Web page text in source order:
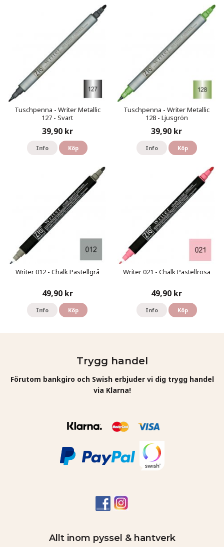
Tuschpenna - Writer Metallic
127 - Svart
39,90 kr
Info Köp
Tuschpenna - Writer Metallic
128 - Ljusgrön
39,90 kr
Info Köp
Writer 012 - Chalk Pastellgrå
49,90 kr
Info Köp
Writer 021 - Chalk Pastellrosa
49,90 kr
Info Köp
Trygg handel
Förutom bankgiro och Swish erbjuder vi dig trygg handel
via Klarna!
Allt inom pyssel & hantverk